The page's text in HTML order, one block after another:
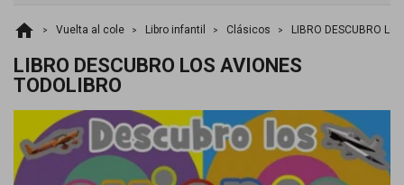
home Vuelta al cole Libro infantil Clásicos LIBRO DESCUBRO
LIBRO DESCUBRO LOS AVIONES
TODOLIBRO